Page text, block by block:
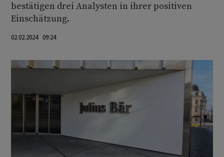
bestätigen drei Analysten in ihrer positiven
Einschätzung.
02.02.2024 09:24